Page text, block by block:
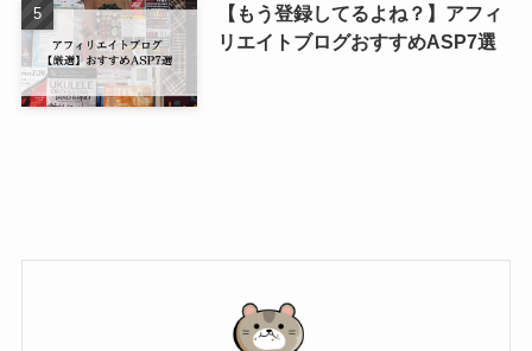
【もう登録してるよね？】アフィ
リエイトブログおすすめASP7選